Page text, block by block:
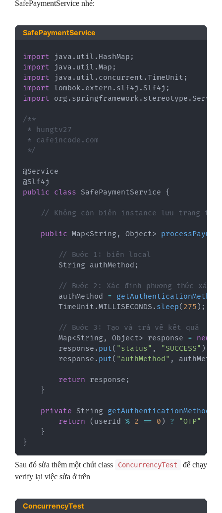
SafePaymentService nhé:
SafePaymentService
import java . util . HashMap ;
import
java . util .Map ;
import
java . util . concurrent .TimeUnit ;
import
lombok . extern . slf4j . Slf4j ;
import
org . springframework . stereotype .
/**
* hungtv27
* cafeincode.com
*/
@Service
@Slf4j
public
class SafePaymentService {
// Không còn biến instance lưu trạng
public Map<String , Object>
// Bước 1: biến local
String authMethod ;
// Bước 2: Xác định phương thức xác
        authMethod
= getAuthenticationMethod
TimeUnit .MILLISECONDS . sleep( 275 ) ;
// Bước 3: Tạo và trả về kết quả
Map<String , Object> response = new
        response
. put( "status" , "SUCCESS" )
        response
. put( "authMethod" ,
return response ;
}
private String getAuthenticationMethod
return
( userId % 2 == 0 ) ? "OTP"
}
}
Sau đó sửa thêm một chút class ConcurrencyTest
để chạy
verify lại việc sửa ở trên
ConcurrencyTest